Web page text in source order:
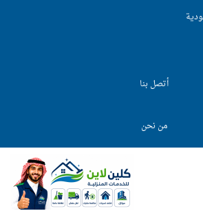
أتصل بنا
من نحن